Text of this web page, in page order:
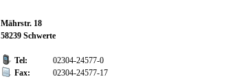
Mährstr. 18
58239 Schwerte
Tel:
02304-24577-0
Fax:
02304-24577-17